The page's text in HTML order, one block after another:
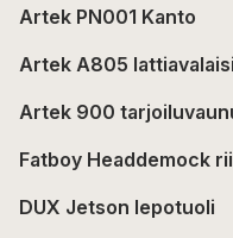
Artek PN001 Kanto
Artek A805
Artek 900
Fatboy Headdemock
DUX Jetson lepotuoli